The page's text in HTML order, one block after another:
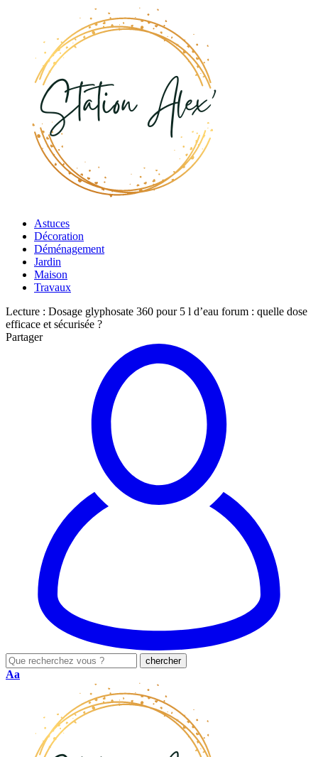
Astuces
Décoration
Déménagement
Jardin
Maison
Travaux
Lecture : Dosage glyphosate 360 pour 5 l d’eau forum : quelle dose
efficace et sécurisée ?
Partager
Aa